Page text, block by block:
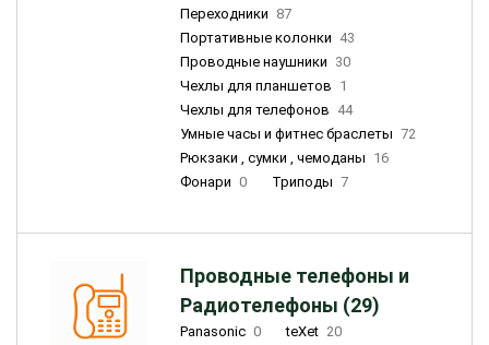
Переходники 87
Портативные колонки 43
Проводные наушники 30
Чехлы для планшетов 1
Чехлы для телефонов 44
Умные часы и фитнес браслеты 72
Рюкзаки , сумки , чемоданы 16
Фонари 0 Триподы 7
Проводные телефоны и
Радиотелефоны (29)
Panasonic 0 teXet 20